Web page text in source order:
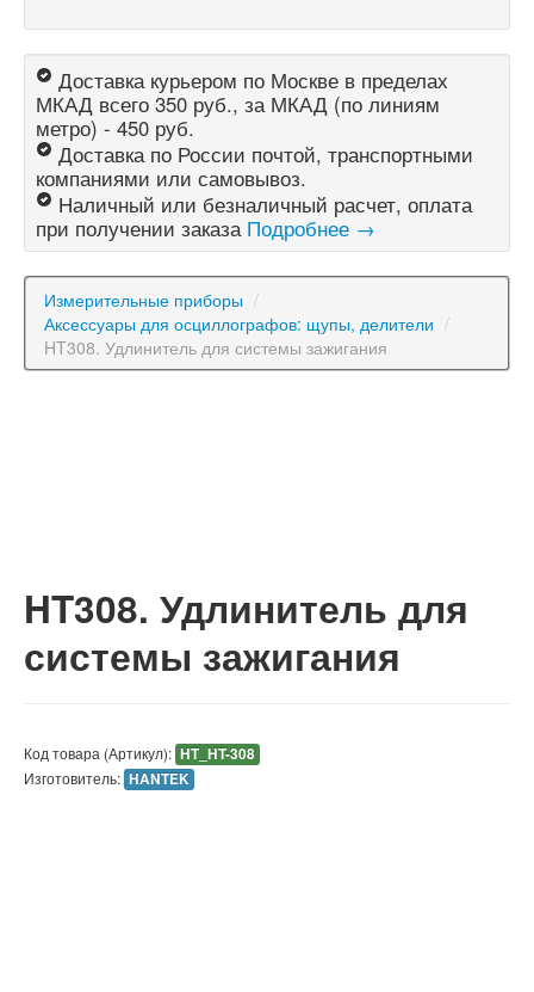
Доставка курьером по Москве в пределах
МКАД всего 350 руб., за МКАД (по линиям
метро) - 450 руб.
Доставка по России почтой, транспортными
компаниями или самовывоз.
Наличный или безналичный расчет, оплата
при получении заказа Подробнее →
Измерительные приборы /
Аксессуары для осциллографов: щупы, делители /
HT308. Удлинитель для системы зажигания
HT308. Удлинитель для
системы зажигания
Код товара (Артикул): HT_HT-308
Изготовитель: HANTEK